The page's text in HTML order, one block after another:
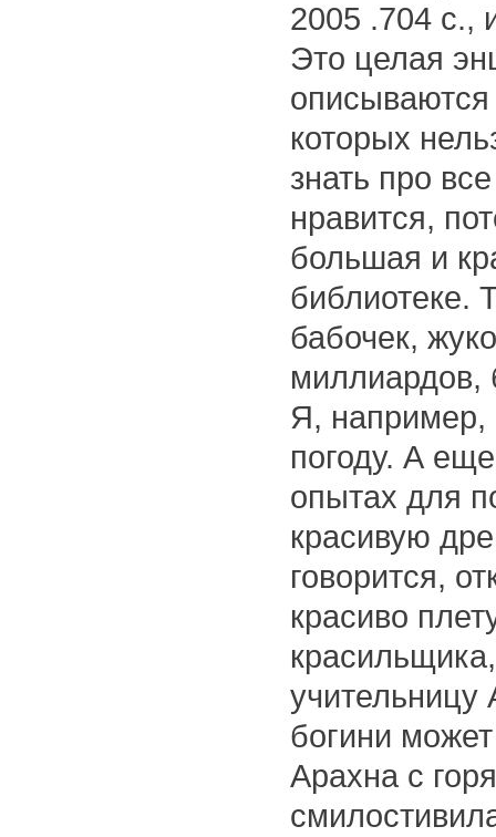
2005 .704 с.,
Это целая
которых
знать про
нравится,
большая и
библиотеке.
бабочек,
миллиардов,
Я, например,
погоду. А
опытах для
красивую
говорится,
красиво
учительницу
богини
Арахна с